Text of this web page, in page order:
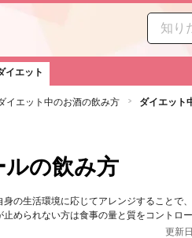
イエット
イエット中のお酒の飲み方 ダイエット
の飲み方
の生活環境に応じてアレンジすることで
められない方は食事の量と質をコントロー
更新